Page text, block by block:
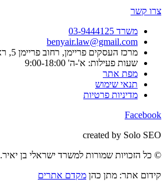
צרו קשר
משרד 03-9444125
benyair.law@gmail.com
מרכז העסקים פריימן, רחוב פריימן 5, ראשון לציון.
שעות פעילות: א'-ה' 9:00-18:00
מפת אתר
תנאי שימוש
מדיניות פרטיות
Facebook
created by Solo SEO
© כל הזכויות שמורות למשרד ישראלי בן יאיר.
קידום אתר: מתן כהן מקדם אתרים